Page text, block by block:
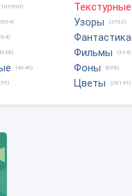
(105950)
(904)
(4046)
Текстурные
Узоры (3762)
Фантастика
Фильмы (334)
Фоны (608)
Цветы (28145)